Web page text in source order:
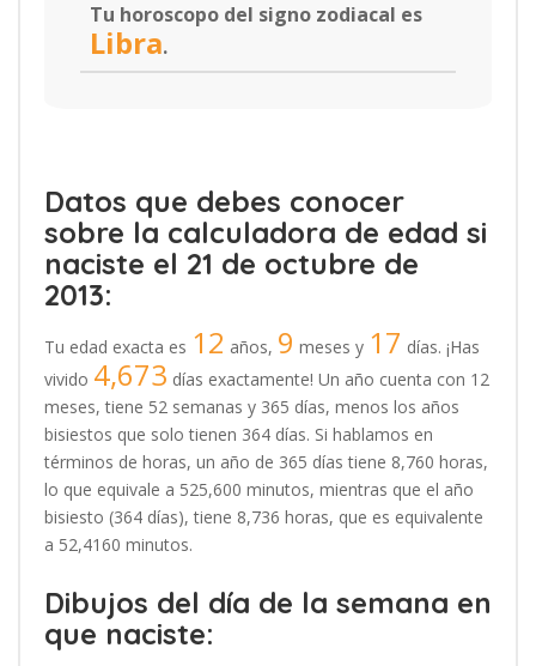
Tu horoscopo del signo zodiacal es
Libra.
Datos que debes conocer
sobre la calculadora de edad si
naciste el 21 de octubre de
2013:
Tu edad exacta es 12 años, 9 meses y 17 días. ¡Has
vivido 4,673 días exactamente! Un año cuenta con 12
meses, tiene 52 semanas y 365 días, menos los años
bisiestos que solo tienen 364 días. Si hablamos en
términos de horas, un año de 365 días tiene 8,760 horas,
lo que equivale a 525,600 minutos, mientras que el año
bisiesto (364 días), tiene 8,736 horas, que es equivalente
a 52,4160 minutos.
Dibujos del día de la semana en
que naciste: